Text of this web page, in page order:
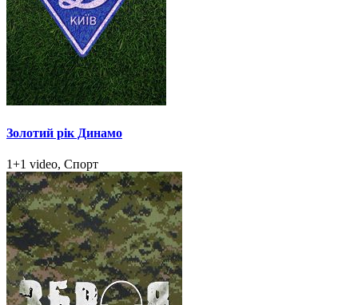
Золотий рік Динамо
1+1 video, Спорт